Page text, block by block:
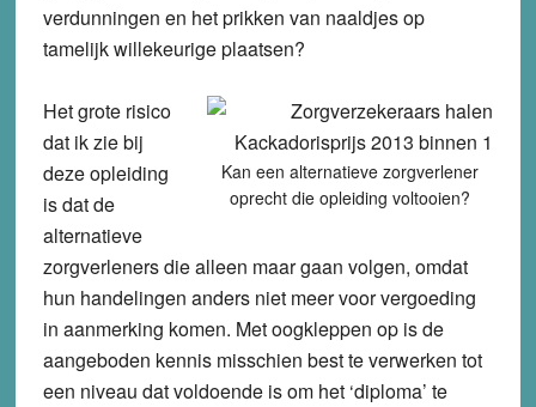
verdunningen en het prikken van naaldjes op
tamelijk willekeurige plaatsen?
Kan een alternatieve zorgverlener
oprecht die opleiding voltooien?
Het grote risico
dat ik zie bij
deze opleiding
is dat de
alternatieve
zorgverleners die alleen maar gaan volgen, omdat
hun handelingen anders niet meer voor vergoeding
in aanmerking komen. Met oogkleppen op is de
aangeboden kennis misschien best te verwerken tot
een niveau dat voldoende is om het ‘diploma’ te